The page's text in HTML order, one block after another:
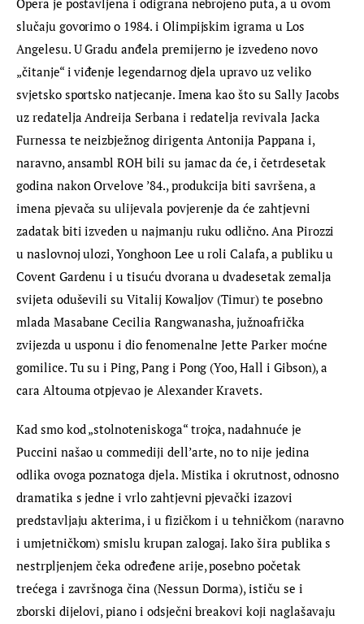
Opera je postavljena i odigrana nebrojeno puta, a u ovom
slučaju govorimo o 1984. i Olimpijskim igrama u Los
Angelesu. U Gradu anđela premijerno je izvedeno novo
„čitanje“ i viđenje legendarnog djela upravo uz veliko
svjetsko sportsko natjecanje. Imena kao što su Sally Jacobs
uz redatelja Andreija Serbana i redatelja revivala Jacka
Furnessa te neizbježnog dirigenta Antonija Pappana i,
naravno, ansambl ROH bili su jamac da će, i četrdesetak
godina nakon Orvelove ’84., produkcija biti savršena, a
imena pjevača su ulijevala povjerenje da će zahtjevni
zadatak biti izveden u najmanju ruku odlično. Ana Pirozzi
u naslovnoj ulozi, Yonghoon Lee u roli Calafa, a publiku u
Covent Gardenu i u tisuću dvorana u dvadesetak zemalja
svijeta oduševili su Vitalij Kowaljov (Timur) te posebno
mlada Masabane Cecilia Rangwanasha, južnoafrička
zvijezda u usponu i dio fenomenalne Jette Parker moćne
gomilice. Tu su i Ping, Pang i Pong (Yoo, Hall i Gibson), a
cara Altouma otpjevao je Alexander Kravets.
Kad smo kod „stolnoteniskoga“ trojca, nadahnuće je
Puccini našao u commediji dell’arte, no to nije jedina
odlika ovoga poznatoga djela. Mistika i okrutnost, odnosno
dramatika s jedne i vrlo zahtjevni pjevački izazovi
predstavljaju akterima, i u fizičkom i u tehničkom (naravno
i umjetničkom) smislu krupan zalogaj. Iako šira publika s
nestrpljenjem čeka određene arije, posebno početak
trećega i završnoga čina (Nessun Dorma), ističu se i
zborski dijelovi, piano i odsječni breakovi koji naglašavaju